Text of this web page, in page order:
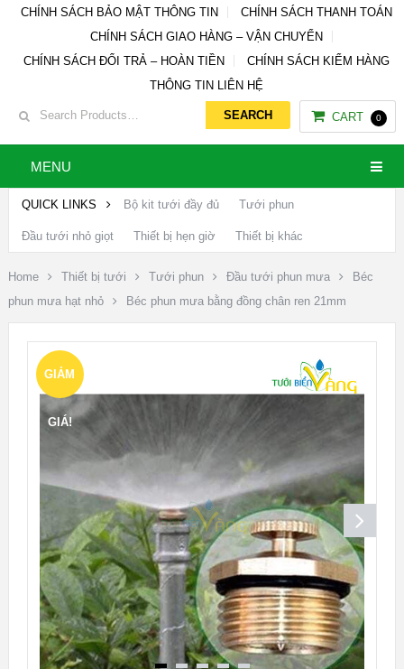
CHÍNH SÁCH BẢO MẬT THÔNG TIN
CHÍNH SÁCH THANH TOÁN
CHÍNH SÁCH GIAO HÀNG – VẬN CHUYỂN
CHÍNH SÁCH ĐỔI TRẢ – HOÀN TIỀN
CHÍNH SÁCH KIỂM HÀNG
THÔNG TIN LIÊN HỆ
CART 0
MENU
QUICK LINKS Bộ kit tưới đầy đủ Tưới phun
Đầu tưới nhỏ giọt Thiết bị hẹn giờ Thiết bị khác
Home Thiết bị tưới Tưới phun Đầu tưới phun mưa
Béc
phun mưa hạt nhỏ
Béc phun mưa bằng đồng chân ren 21mm
GIẢM
GIÁ!